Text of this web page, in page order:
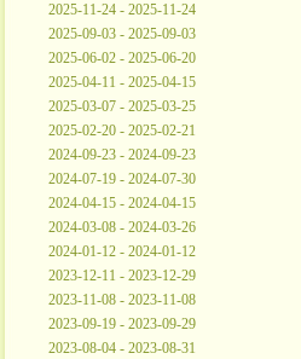
2025-11-24 - 2025-11-24
2025-09-03 - 2025-09-03
2025-06-02 - 2025-06-20
2025-04-11 - 2025-04-15
2025-03-07 - 2025-03-25
2025-02-20 - 2025-02-21
2024-09-23 - 2024-09-23
2024-07-19 - 2024-07-30
2024-04-15 - 2024-04-15
2024-03-08 - 2024-03-26
2024-01-12 - 2024-01-12
2023-12-11 - 2023-12-29
2023-11-08 - 2023-11-08
2023-09-19 - 2023-09-29
2023-08-04 - 2023-08-31